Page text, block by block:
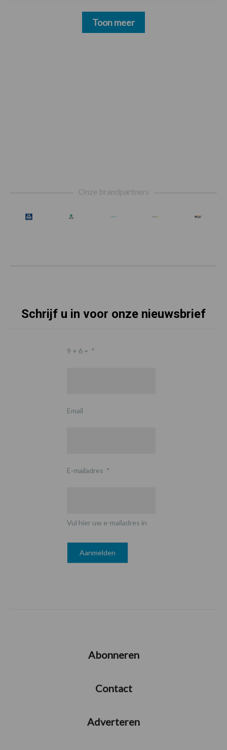
Toon meer
Onze brandpartners
Schrijf u in voor onze nieuwsbrief
9 + 6 = *
Email
E-mailadres *
Vul hier uw e-mailadres in
Abonneren
Contact
Adverteren